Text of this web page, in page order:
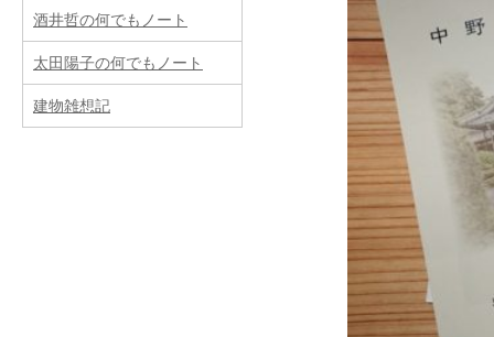
費用
事務所案内
所属建築士
酒井哲の何でもノート
太田陽子の何でもノート
建物雑想記